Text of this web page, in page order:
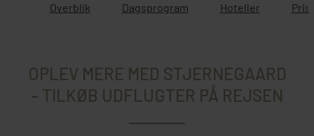
Overblik Dagsprogram Hoteller
OPLEV MERE MED STJERNEGAARD
– TILKØB UDFLUGTER PÅ REJSEN